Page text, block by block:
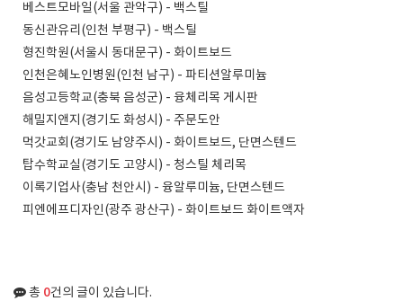
베스트모바일(서울 관악구) - 백스틸
동신관유리(인천 부평구) - 백스틸
형진학원(서울시 동대문구) - 화이트보드
인천은혜노인병원(인천 남구) - 파티션알루미늄
음성고등학교(충북 음성군) - 융체리목 게시판
해밀지앤지(경기도 화성시) - 주문도안
먹갓교회(경기도 남양주시) - 화이트보드, 단면스텐드
탑수학교실(경기도 고양시) - 청스틸 체리목
이록기업사(충남 천안시) - 융알루미늄, 단면스텐드
피엔에프디자인(광주 광산구) - 화이트보드 화이트액자
총 0건의 글이 있습니다.